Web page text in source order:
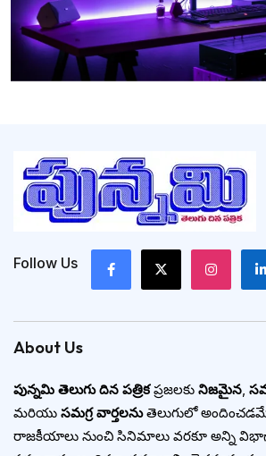
Follow Us
About Us
పున్నమి తెలుగు దిన పత్రికప్రజలకు నిజమైన,
మరియు సమగ్ర వార్తలనుతెలుగులో
రాజకీయాలు నుంచి సినిమాలు వరకూ అన్ని